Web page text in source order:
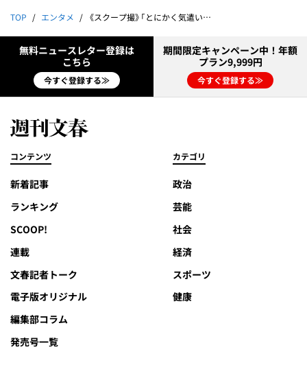
TOP エンタメ 《スクープ撮》「とにかく気遣いができる子」千葉ロッテマリーンズの“若き主砲”安田尚憲（24）が紗栄子似の一般女性と入籍&同棲 安田は記者の直撃に……
無料ニュースレター登録は
こちら
今すぐ登録する≫
期間限定キャンペーン中！年額
プラン9,999円
今すぐ登録する≫
コンテンツ
新着記事
ランキング
SCOOP!
連載
文春記者トーク
電子版オリジナル
編集部コラム
発売号一覧
カテゴリ
政治
芸能
社会
経済
スポーツ
健康